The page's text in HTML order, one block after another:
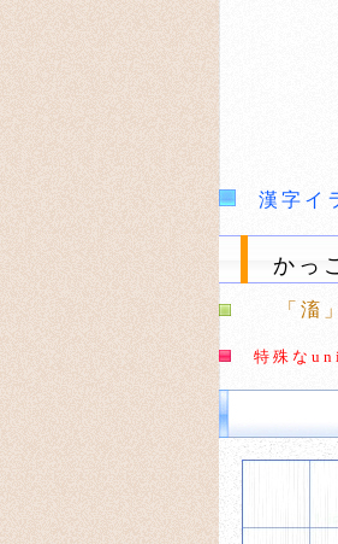
漢字イ
かっ
「滀
特殊な